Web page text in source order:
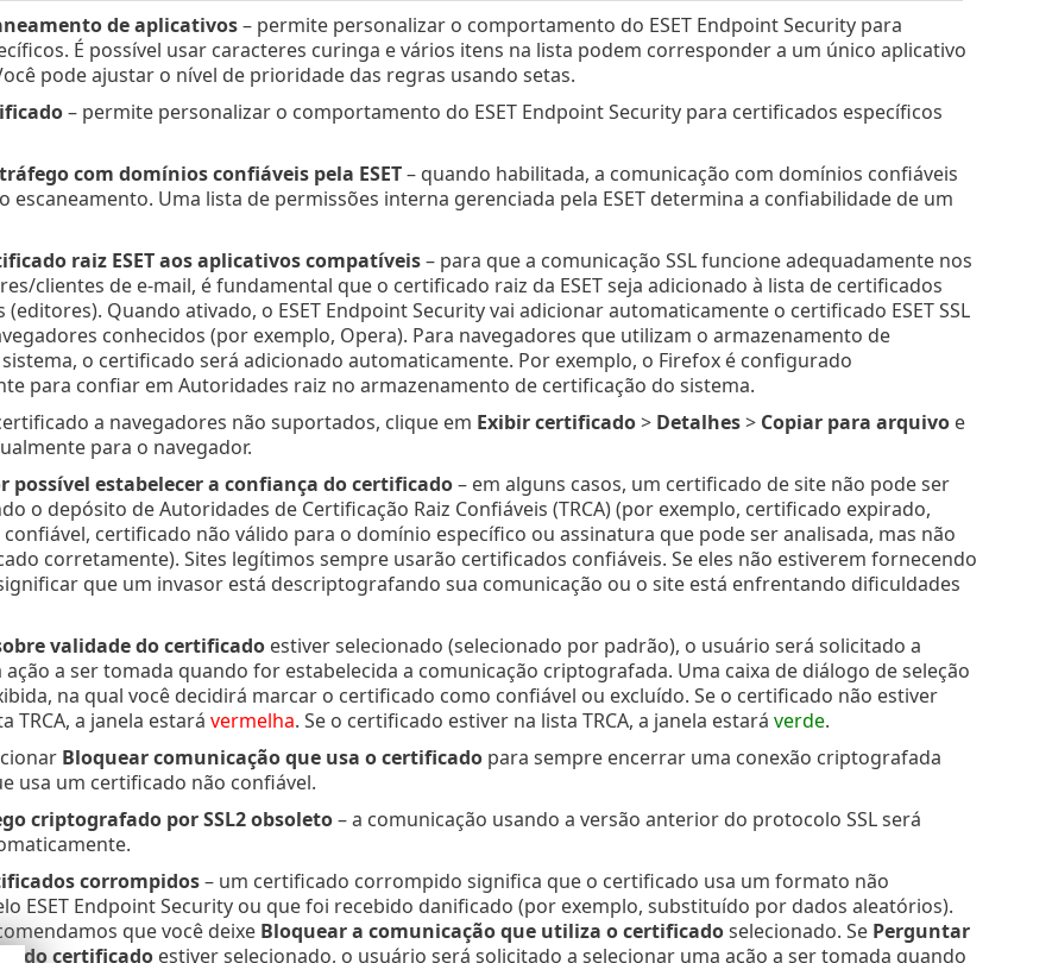
de aplicativos– permite personalizar o comportamento do ESET Endpoint Security para
É possível usar caracteres curinga e vários itens na lista podem corresponder a um único aplicativo
pode ajustar o nível de prioridade das regras usando setas.
– permite personalizar o comportamento do ESET Endpoint Security para certificados específicos
com domínios confiáveis pela ESET– quando habilitada, a comunicação com domínios confiáveis
escaneamento. Uma lista de permissões interna gerenciada pela ESET determina a confiabilidade de um
raiz ESET aos aplicativos compatíveis– para que a comunicação SSL funcione adequadamente nos
clientes de e-mail, é fundamental que o certificado raiz da ESET seja adicionado à lista de certificados
(editores). Quando ativado, o ESET Endpoint Security vai adicionar automaticamente o certificado ESET SSL
conhecidos (por exemplo, Opera). Para navegadores que utilizam o armazenamento de
o certificado será adicionado automaticamente. Por exemplo, o Firefox é configurado
para confiar em Autoridades raiz no armazenamento de certificação do sistema.
a navegadores não suportados, clique em Exibir certificado> Detalhes> Copiar para arquivoe
para o navegador.
possível estabelecer a confiança do certificado– em alguns casos, um certificado de site não pode ser
o depósito de Autoridades de Certificação Raiz Confiáveis (TRCA) (por exemplo, certificado expirado,
certificado não válido para o domínio específico ou assinatura que pode ser analisada, mas não
corretamente). Sites legítimos sempre usarão certificados confiáveis. Se eles não estiverem fornecendo
que um invasor está descriptografando sua comunicação ou o site está enfrentando dificuldades
validade do certificadoestiver selecionado (selecionado por padrão), o usuário será solicitado a
a ser tomada quando for estabelecida a comunicação criptografada. Uma caixa de diálogo de seleção
na qual você decidirá marcar o certificado como confiável ou excluído. Se o certificado não estiver
TRCA, a janela estará vermelha. Se o certificado estiver na lista TRCA, a janela estará verde.
Bloquear comunicação que usa o certificadopara sempre encerrar uma conexão criptografada
usa um certificado não confiável.
criptografado por SSL2 obsoleto– a comunicação usando a versão anterior do protocolo SSL será
corrompidos– um certificado corrompido significa que o certificado usa um formato não
ESET Endpoint Security ou que foi recebido danificado (por exemplo, substituído por dados aleatórios).
que você deixe Bloquear a comunicação que utiliza o certificadoselecionado. Se Perguntar
do certificado estiver selecionado, o usuário será solicitado a selecionar uma ação a ser tomada quando